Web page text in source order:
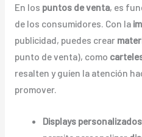
En los puntos de venta, es
de los consumidores. Con la
publicidad, puedes crear
punto de venta), como
resalten y guíen la atención
promover.
Displays personalizados